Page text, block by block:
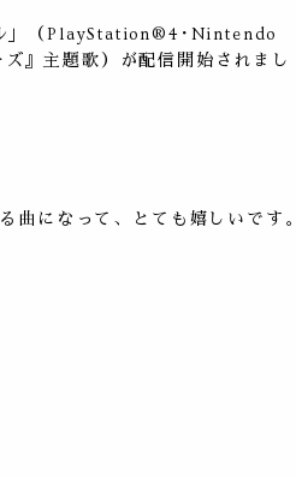
」（PlayStation®4･Nintendo
』主題歌）が配信開始されまし
曲になって、とても嬉しいです。